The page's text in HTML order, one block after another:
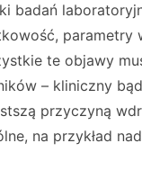
badań
te objawy
– kliniczny
przyczyną
na przykład